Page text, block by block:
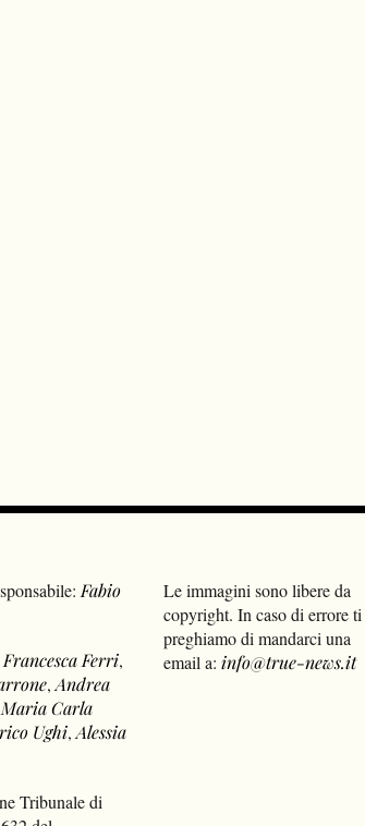
Fabio
Francesca Ferri,
,Andrea
Maria Carla
Ughi,Alessia
Tribunale di
Le immagini sono libere da
copyright. In caso di errore ti
preghiamo di mandarci una
email a: info@true-news.it